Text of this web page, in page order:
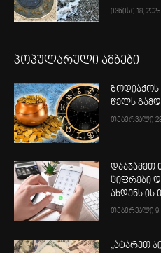
ივნისი 18, 2025
პოპულარული ამბები
ზოდიაქოს
წელს
თებერვალი
დააჯამეთ
ციფრები
ახდენს ის
თებერვალი 9,
„ატარეთ